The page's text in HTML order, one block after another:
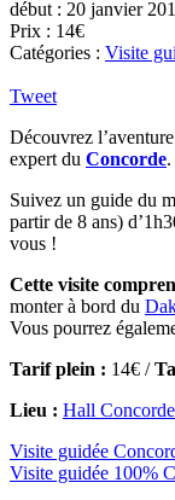
début : 20 janvier
Prix : 14€
Catégories : Visite
Tweet
Découvrez
expert du Concorde.
Suivez un guide du
partir de 8 ans)
vous !
Cette visite
monter à bord du
Vous pourrez
Tarif plein : 14€ /
Lieu : Hall Concorde
Visite guidée
Visite guidée 100%